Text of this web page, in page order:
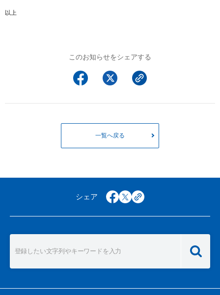
以上
このお知らせをシェアする
一覧へ戻る
シェア facebook
x copy